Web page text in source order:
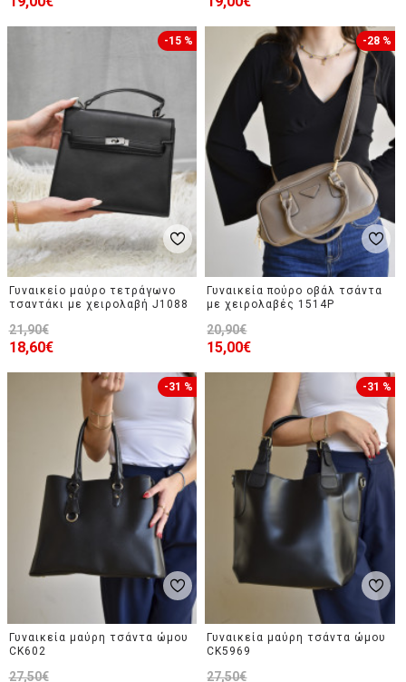
-15 %
Γυναικείο μαύρο τετράγωνο
τσαντάκι με χειρολαβή J1088
18,60€
21,90€
-28 %
Γυναικεία πούρο οβάλ τσάντα
με χειρολαβές 1514P
15,00€
20,90€
-31 %
Γυναικεία μαύρη τσάντα ώμου
CK602
27,50€
-31 %
Γυναικεία μαύρη τσάντα ώμου
CK5969
27,50€